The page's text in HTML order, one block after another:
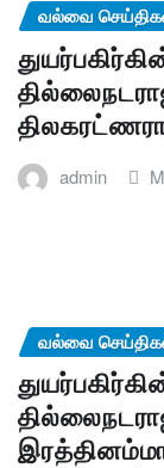
வல்வை
admin
வல்வை